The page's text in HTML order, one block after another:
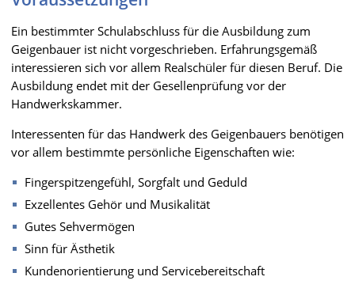
Ein bestimmter Schulabschluss für die Ausbildung zum
Geigenbauer ist nicht vorgeschrieben. Erfahrungsgemäß
interessieren sich vor allem Realschüler für diesen Beruf. Die
Ausbildung endet mit der Gesellenprüfung vor der
Handwerkskammer.
Interessenten für das Handwerk des Geigenbauers benötigen
vor allem bestimmte persönliche Eigenschaften wie:
Fingerspitzengefühl, Sorgfalt und Geduld
Exzellentes Gehör und Musikalität
Gutes Sehvermögen
Sinn für Ästhetik
Kundenorientierung und Servicebereitschaft